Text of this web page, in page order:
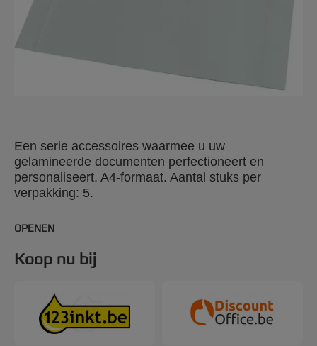
Een serie accessoires waarmee u uw
gelamineerde documenten perfectioneert en
personaliseert. A4-formaat. Aantal stuks per
verpakking: 5.
OPENEN
Koop nu bij